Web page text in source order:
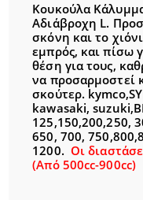
Κουκούλα
Αδιάβροχη L.
σκόνη και το
εμπρός, και πίσω
θέση για τους,
να προσαρμοστεί
σκούτερ.
kawasaki,
125,150,200,250,
650, 700,
1200. Οι
(Από 500cc-900cc)